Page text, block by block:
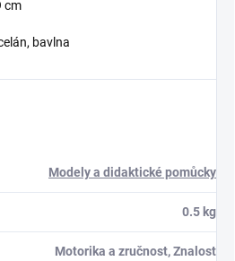
cm
bavlna
Modely a didaktické pomůcky
0.5 kg
Motorika a zručnost, Znalost